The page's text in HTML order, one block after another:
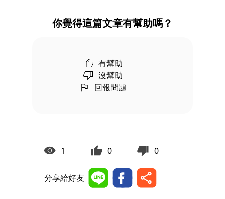
你覺得這篇文章有幫助嗎？
有幫助
沒幫助
回報問題
1 0 0
分享給好友